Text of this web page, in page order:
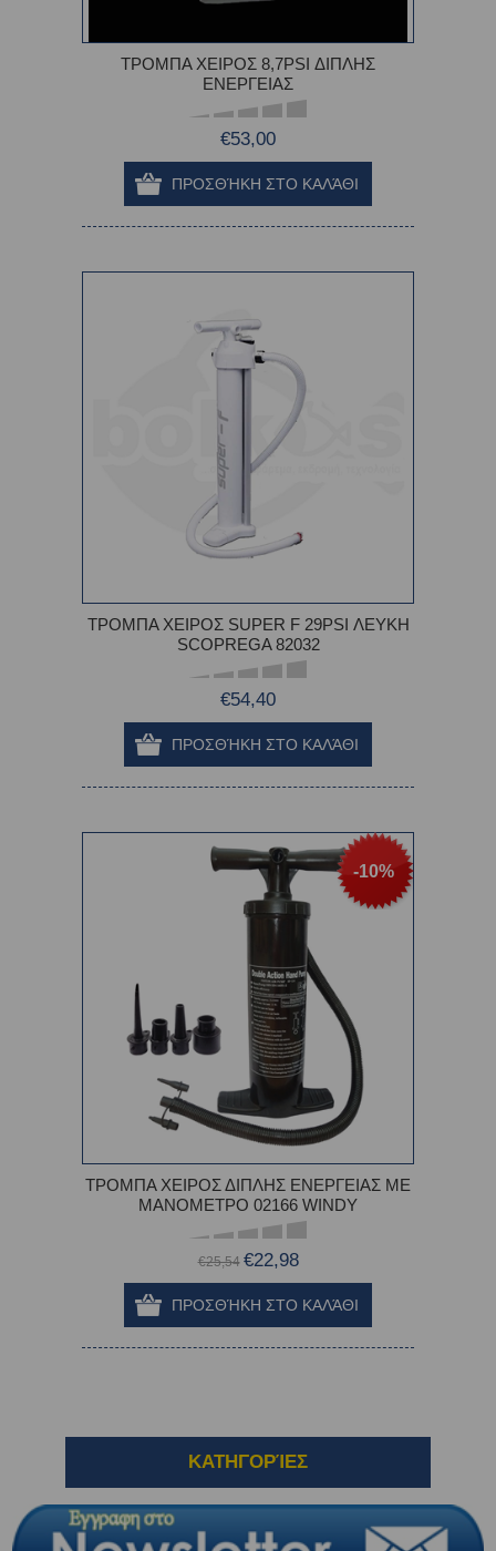
ΤΡΟΜΠΑ ΧΕΙΡΟΣ 8,7PSI ΔΙΠΛΗΣ
ΕΝΕΡΓΕΙΑΣ
€53,00
ΤΡΟΜΠΑ ΧΕΙΡΟΣ SUPER F 29PSI ΛΕΥΚΗ
SCOPREGA 82032
€54,40
-10%
ΤΡΟΜΠΑ ΧΕΙΡΟΣ ΔΙΠΛΗΣ ΕΝΕΡΓΕΙΑΣ ΜΕ
ΜΑΝΟΜΕΤΡΟ 02166 WINDY
€25,54 €22,98
ΚΑΤΗΓΟΡΊΕΣ